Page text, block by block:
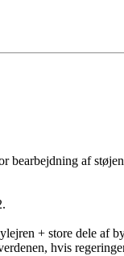
af
+ store dele af
hvis